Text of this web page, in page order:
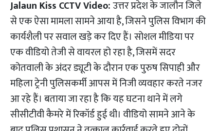
Jalaun Kiss CCTV Video:उत्तर प्रदेश के जालौन जिले
से एक ऐसा मामला सामने आया है, जिसने पुलिस विभाग की
कार्यशैली पर सवाल खड़े कर दिए हैं। सोशल मीडिया पर
एक वीडियो तेजी से वायरल हो रहा है, जिसमें सदर
कोतवाली के अंदर ड्यूटी के दौरान एक पुरुष सिपाही और
महिला ट्रेनी पुलिसकर्मी आपस में निजी व्यवहार करते नजर
आ रहे हैं। बताया जा रहा है कि यह घटना थाने में लगे
सीसीटीवी कैमरे में रिकॉर्ड हुई थी। वीडियो सामने आने के